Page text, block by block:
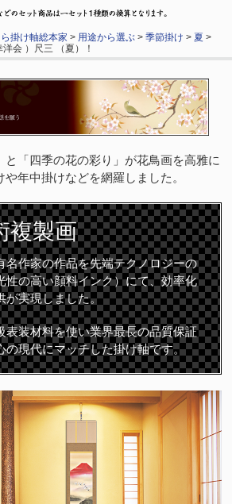
掛け軸総本家 > 用途から選ぶ >季節掛け >夏 >
会 ）尺三 （夏）！
と「四季の花の彩り」が花鳥画を高雅に
年中掛けなどを網羅しました。
複製画
名作家の作品を先端テクノロジーの
性の高い顔料インク）にて、効率化
が実現しました。
表装材料を使い業界最長の品質保証
の現代にマッチした掛け軸です。